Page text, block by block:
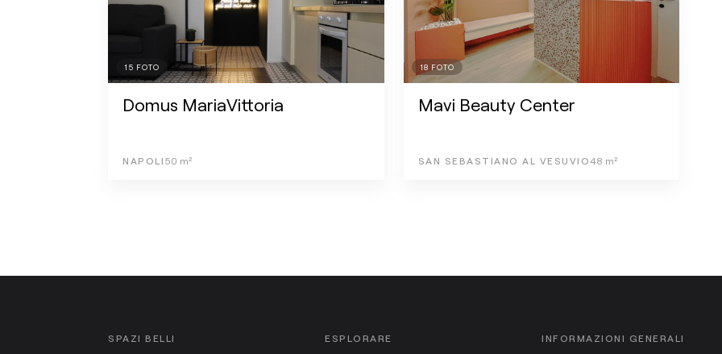
15 FOTO
Domus MariaVittoria
NAPOLI 50 m²
18 FOTO
Mavi Beauty Center
SAN SEBASTIANO AL VESUVIO48 m²
SPAZI BELLI ESPLORARE INFORMAZIONI GENERALI